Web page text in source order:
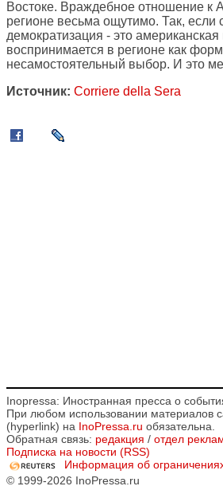
Востоке. Враждебное отношение к
регионе весьма ощутимо. Так, если
демократизация - это американская
воспринимается в регионе как
несамостоятельный выбор. И это
Источник: Corriere della Sera
Inopressa: Иностранная пресса о
При любом использовании материалов
(hyperlink) на InoPressa.ru обязательна.
Обратная связь: редакция / отдел
Подписка на новости (RSS)
Информация об
© 1999-2026 InoPressa.ru